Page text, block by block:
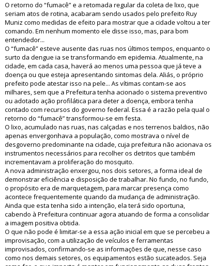
O retorno do “fumacê” e a retomada regular da coleta de lixo, que
seriam atos de rotina, acabaram sendo usados pelo prefeito Ruy
Muniz como medidas de efeito para mostrar que a cidade voltou a ter
comando. Em nenhum momento ele disse isso, mas, para bom
entendedor...
O “fumacê” esteve ausente das ruas nos últimos tempos, enquanto o
surto da dengue ia se transformando em epidemia. Atualmente, na
cidade, em cada casa, haverá ao menos uma pessoa que já teve a
doença ou que esteja apresentando sintomas dela. Aliás, o próprio
prefeito pode atestar isso na pele... As vítimas contam-se aos
milhares, sem que a Prefeitura tenha acionado o sistema preventivo
ou adotado ação profilática para deter a doença, embora tenha
contado com recursos do governo federal. Essa é a razão pela qual o
retorno do “fumacê” transformou-se em festa.
O lixo, acumulado nas ruas, nas calçadas e nos terrenos baldios, não
apenas envergonhava a população, como mostrava o nível de
desgoverno predominante na cidade, cuja prefeitura não acionava os
instrumentos necessários para recolher os detritos que também
incrementavam a proliferação do mosquito.
A nova administração enxergou, nos dois setores, a forma ideal de
demonstrar eficiência e disposição de trabalhar. No fundo, no fundo,
o propósito era de marquetagem, para marcar presença como
acontece frequentemente quando da mudança de administração.
Ainda que esta tenha sido a intenção, ela terá sido oportuna,
cabendo à Prefeitura continuar agora atuando de forma a consolidar
a imagem positiva obtida.
O que não pode é limitar-se a essa ação inicial em que se percebeu a
improvisação, com a utilização de veículos e ferramentas
improvisados, confirmando-se as informações de que, nesse caso
como nos demais setores, os equipamentos estão sucateados. Seja